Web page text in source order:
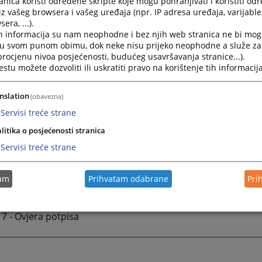
arhiviranja sudskih predmeta, operativno tehnički
vođenje propisanih statistika i evidencija,
neophodnih za praćenje rada suda, te izvršavaju se i
spadaju u djelokrug rada ovog odsjeka.
pisarnice su grupisani prema vrsti i formirani su
koji se nalaze u prostoru sudske pisarnice u prizemlju
1 - Prijem pismena (parnični, privredni i vanparnični referat)
2 - Prijem pismena (parnični, privredni i vanparnični referat)
- Prekršajni referat
4 - Krivični referat
5 - Registar privrednih društava
7 - Ovjera potpisa
vašeg browsera i vašeg uređaja (npr. IP adresa uređaja,
...).
informacija su nam neophodne i bez njih web stranica ne bi
svom punom obimu, dok neke nisu prijeko neophodne a služe
nivoa posjećenosti, budućeg usavršavanja stranice...).
možete dozvoliti ili uskratiti pravo na korištenje tih
(obavezna)
Servisi treće strane
o posjećenosti stranica
Servisi treće strane
Prihvatam odabrane